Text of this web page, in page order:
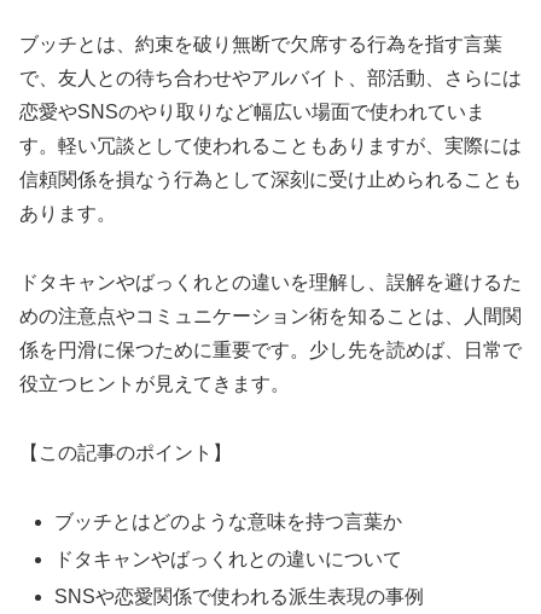
ブッチとは、約束を破り無断で欠席する行為を指す言葉
で、友人との待ち合わせやアルバイト、部活動、さらには
恋愛やSNSのやり取りなど幅広い場面で使われていま
す。軽い冗談として使われることもありますが、実際には
信頼関係を損なう行為として深刻に受け止められることも
あります。
ドタキャンやばっくれとの違いを理解し、誤解を避けるた
めの注意点やコミュニケーション術を知ることは、人間関
係を円滑に保つために重要です。少し先を読めば、日常で
役立つヒントが見えてきます。
【この記事のポイント】
ブッチとはどのような意味を持つ言葉か
ドタキャンやばっくれとの違いについて
SNSや恋愛関係で使われる派生表現の事例